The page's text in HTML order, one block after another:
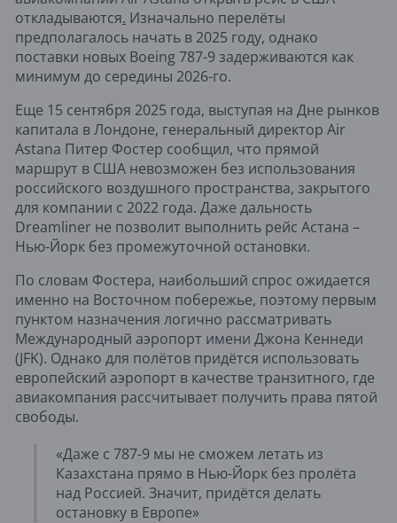
откладываются. Изначально перелёты
предполагалось начать в 2025 году, однако
поставки новых Boeing 787-9 задерживаются как
минимум до середины 2026-го.
Еще 15 сентября 2025 года, выступая на Дне рынков
капитала в Лондоне, генеральный директор Air
Astana Питер Фостер сообщил, что прямой
маршрут в США невозможен без использования
российского воздушного пространства, закрытого
для компании с 2022 года. Даже дальность
Dreamliner не позволит выполнить рейс Астана –
Нью-Йорк без промежуточной остановки.
По словам Фостера, наибольший спрос ожидается
именно на Восточном побережье, поэтому первым
пунктом назначения логично рассматривать
Международный аэропорт имени Джона Кеннеди
(JFK). Однако для полётов придётся использовать
европейский аэропорт в качестве транзитного, где
авиакомпания рассчитывает получить права пятой
свободы.
«Даже с 787-9 мы не сможем летать из
Казахстана прямо в Нью-Йорк без пролёта
над Россией. Значит, придётся делать
остановку в Европе»